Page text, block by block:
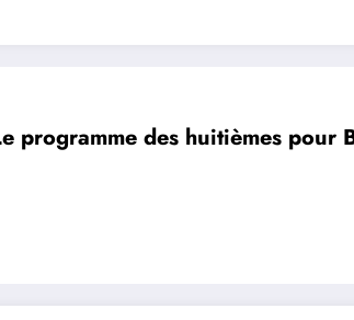
programme des huitièmes pour